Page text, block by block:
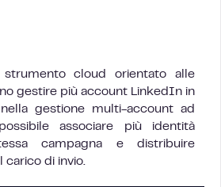
strumento cloud orientato alle
gestire più account LinkedIn in
gestione multi-account ad
associare più identità
campagna e distribuire
carico di invio.